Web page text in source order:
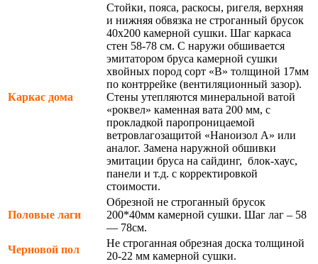
Каркас дома
Стойки, пояса, раскосы, ригеля, верхняя
и нижняя обвязка не строганный брусок
40х200 камерной сушки. Шаг каркаса
стен 58-78 см. С наружи обшивается
эмитатором бруса камерной сушки
хвойных пород сорт «В» толщиной 17мм
по контррейке (вентиляционный зазор).
Стены утепляются минеральной ватой
«роквел» каменная вата 200 мм, с
прокладкой паропроницаемой
ветровлагозащитой «Наноизол А» или
аналог. Замена наружной обшивки
эмитации бруса на сайдинг, блок-хаус,
панели и т.д. с корректировкой
стоимости.
Половые лаги
Обрезной не строганный брусок
200*40мм камерной сушки. Шаг лаг – 58
— 78см.
Черновой пол
Не строганная обрезная доска толщиной
20-22 мм камерной сушки.